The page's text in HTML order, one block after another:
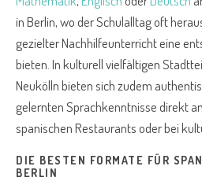
in Berlin, wo der Schulalltag oft
gezielter Nachhilfeunterricht eine
bieten. In kulturell vielfältigen
Neukölln bieten sich zudem
gelernten Sprachkenntnisse direkt
spanischen Restaurants oder bei
DIE BESTEN FORMATE FÜR
BERLIN